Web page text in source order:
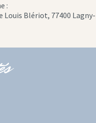
:
Louis Blériot, 77400 Lagny-